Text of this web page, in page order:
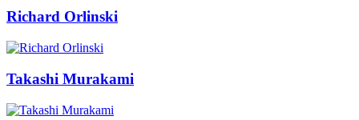
Richard Orlinski
Takashi Murakami